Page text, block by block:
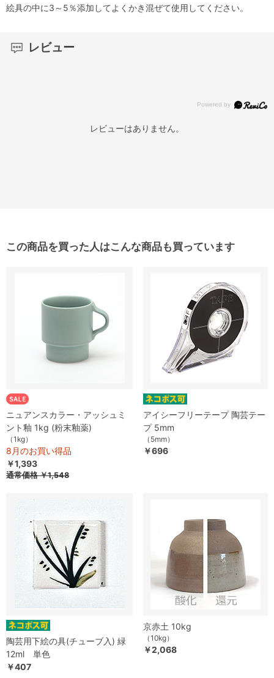
絵具の中に3～5％添加してよくかき混ぜて使用してください。
レビュー
レビューはありません。
この商品を買った人はこんな商品も買っています
ニュアンスカラー・アッシュミ
ント釉 1kg (粉末釉薬)
（1kg）
8月のお買い得品
￥1,393
通常価格￥1,548
アイシーフリーテープ 陶芸テー
プ 5mm
（5mm）
￥696
陶芸用下絵の具(チューブ入) 緑
12ml 単色
￥407
京赤土 10kg
（10kg）
￥2,068